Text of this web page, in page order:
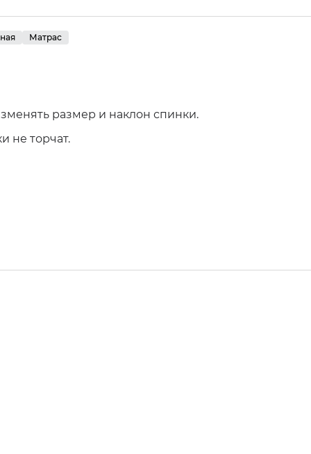
Матрас
размер и наклон спинки.
не торчат.